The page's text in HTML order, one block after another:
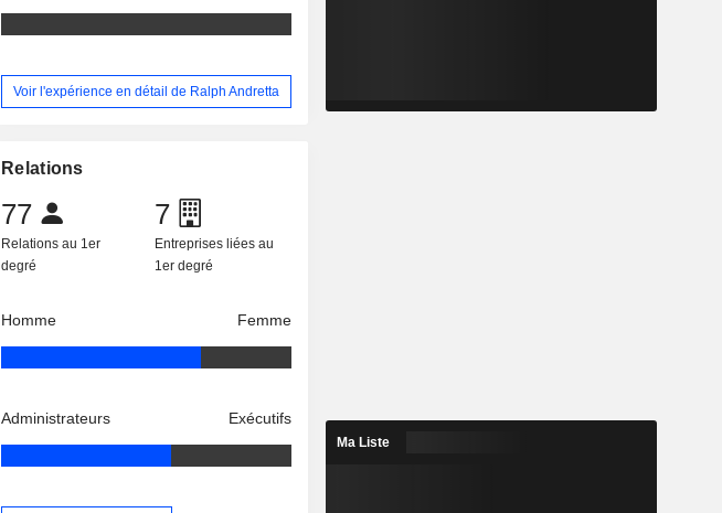
Voir l'expérience en détail de Ralph Andretta
Relations
77
Relations au 1er
degré
7
Entreprises liées au
1er degré
Homme Femme
Administrateurs Exécutifs
Ma Liste